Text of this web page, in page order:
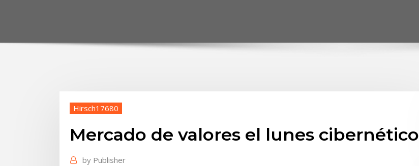
Hirsch17680
Mercado de valores el lunes cibernético
by Publisher